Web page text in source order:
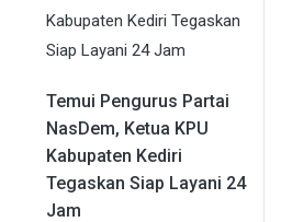
Temui Pengurus Partai
NasDem, Ketua KPU
Kabupaten Kediri
Tegaskan Siap Layani 24
Jam